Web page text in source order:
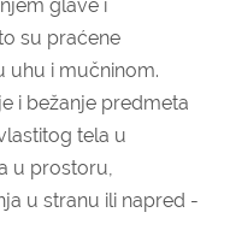
glave i
su praćene
uhu i mučninom.
i bežanje predmeta
tela u
u prostoru,
u stranu ili napred -